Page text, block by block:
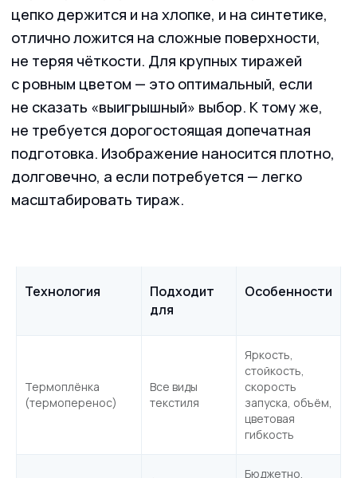
Технология
Подходит
для
Особенности
Термоплёнка
(термоперенос)
Все виды
текстиля
Яркость,
стойкость,
скорость
запуска, объём,
цветовая
гибкость
Бюджетно,
проконсультирует, предложит образцы,
подберёт оптимальное технологическое
решение для вашего бренда.
Все способы печати
в типографии
"Клякса"
на текстиле
Применяется для нанесения
изображений на футболки
DTF-печать
на текстиле
Для печати ярких изображений
на любом виде ткани и других
материалах.